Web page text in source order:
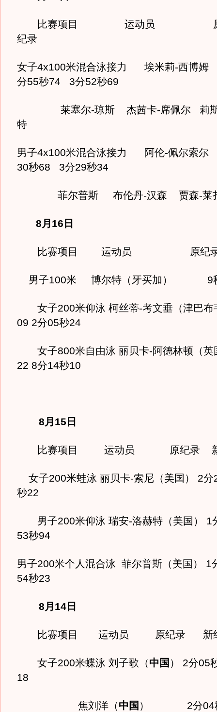
比赛项目 运动员 原
纪录
女子4x100米混合泳接力 埃米莉-西博姆
分55秒74 3分52秒69
莱塞尔-琼斯 杰茜卡-席佩尔 莉斯
特
男子4x100米混合泳接力 阿伦-佩尔索
30秒68 3分29秒34
菲尔普斯 布伦丹-汉森 贾森-莱
8月16日
比赛项目 运动员 原纪录
男子100米 博尔特（牙买加） 9
女子200米仰泳 柯丝蒂-考文垂（津巴布
09 2分05秒24
女子800米自由泳 丽贝卡-阿德林顿（英
22 8分14秒10
8月15日
比赛项目 运动员 原纪录 新
女子200米蛙泳 丽贝卡-索尼（美国） 2分
秒22
男子200米仰泳 瑞安-洛赫特（美国） 1
53秒94
男子200米个人混合泳 菲尔普斯（美国） 1
54秒23
8月14日
比赛项目 运动员 原纪录 新
女子200米蝶泳 刘子歌（中国 ） 2分05
18
焦刘洋（中国 ） 2分04